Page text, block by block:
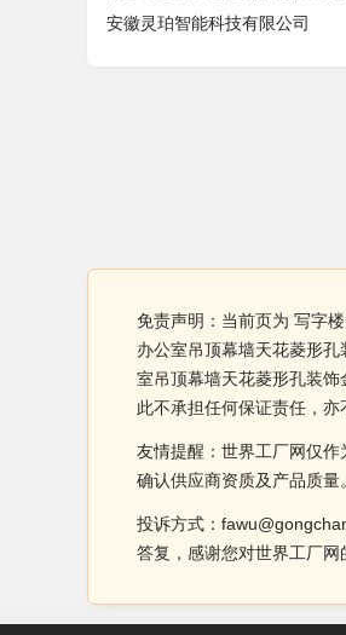
安徽灵珀智能科技有限公司
免责声明：当前页为 写字
办公室吊顶幕墙天花菱形
室吊顶幕墙天花菱形孔装
此不承担任何保证责任，
友情提醒：世界工厂网仅
确认供应商资质及产品质量
投诉方式：
答复，感谢您对世界工厂网